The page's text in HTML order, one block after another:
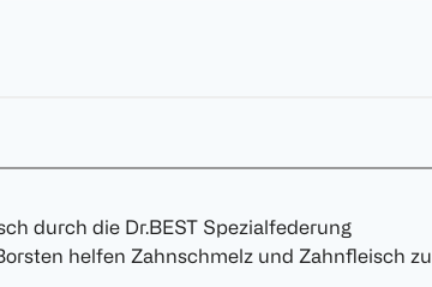
durch die Dr.BEST Spezialfederung
helfen Zahnschmelz und Zahnfleisch zu